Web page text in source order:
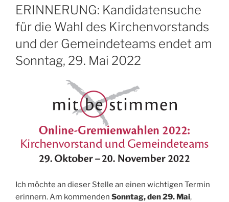
AM
ERINNERUNG: Kandidatensuche
für die Wahl des Kirchenvorstands
und der Gemeindeteams endet am
Sonntag, 29. Mai 2022
Ich möchte an dieser Stelle an einen wichtigen Termin
erinnern. Am kommenden Sonntag, den 29. Mai,